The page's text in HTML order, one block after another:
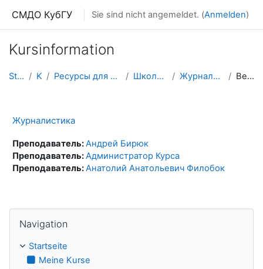
СМДО КубГУ Sie sind nicht angemeldet. (Anmelden)
Kursinformation
Startseite Kurse Ресурсы для школьников и абитуриентов Школьные олимпиады Журналистика (олимпиады) Beschreibung
Журналистика
Преподаватель:Андрей Бирюк
Преподаватель:Администратор Курса
Преподаватель:Анатолий Анатольевич Филобок
Navigation
Startseite
Meine Kurse